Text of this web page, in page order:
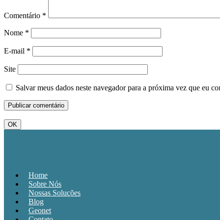
Comentário *
Nome *
E-mail *
Site
Salvar meus dados neste navegador para a próxima vez que eu
OK
Home
Sobre Nós
Nossas Soluções
Blog
Geonet